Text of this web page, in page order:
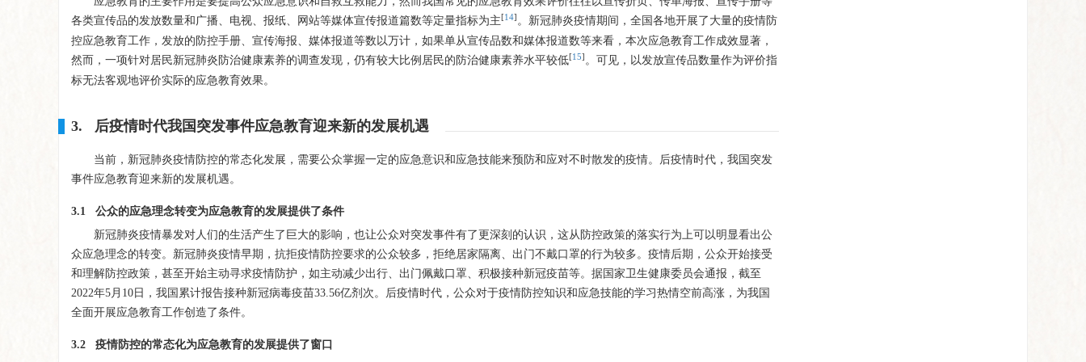
各类宣传品的发放数量和广播、电视、报纸、网站等媒体宣传报道篇数等定量指标为主[14] 。新冠肺炎疫情期间，全国各地开展了大量的疫情防
控应急教育工作，发放的防控手册、宣传海报、媒体报道等数以万计，如果单从宣传品数和媒体报道数等来看，本次应急教育工作成效显著，
然而，一项针对居民新冠肺炎防治健康素养的调查发现，仍有较大比例居民的防治健康素养水平较低[15] 。可见，以发放宣传品数量作为评价指
标无法客观地评价实际的应急教育效果。
3. 后疫情时代我国突发事件应急教育迎来新的发展机遇
当前，新冠肺炎疫情防控的常态化发展，需要公众掌握一定的应急意识和应急技能来预防和应对不时散发的疫情。后疫情时代，我国突发
事件应急教育迎来新的发展机遇。
3.1 公众的应急理念转变为应急教育的发展提供了条件
新冠肺炎疫情暴发对人们的生活产生了巨大的影响，也让公众对突发事件有了更深刻的认识，这从防控政策的落实行为上可以明显看出公
众应急理念的转变。新冠肺炎疫情早期，抗拒疫情防控要求的公众较多，拒绝居家隔离、出门不戴口罩的行为较多。疫情后期，公众开始接受
和理解防控政策，甚至开始主动寻求疫情防护，如主动减少出行、出门佩戴口罩、积极接种新冠疫苗等。据国家卫生健康委员会通报，截至
2022年5月10日，我国累计报告接种新冠病毒疫苗33.56亿剂次。后疫情时代，公众对于疫情防控知识和应急技能的学习热情空前高涨，为我国
全面开展应急教育工作创造了条件。
3.2 疫情防控的常态化为应急教育的发展提供了窗口